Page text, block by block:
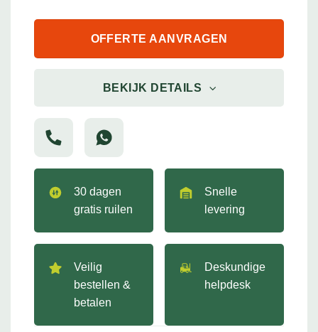
OFFERTE AANVRAGEN
BEKIJK DETAILS
30 dagen
gratis ruilen
Snelle
levering
Veilig
bestellen &
betalen
Deskundige
helpdesk